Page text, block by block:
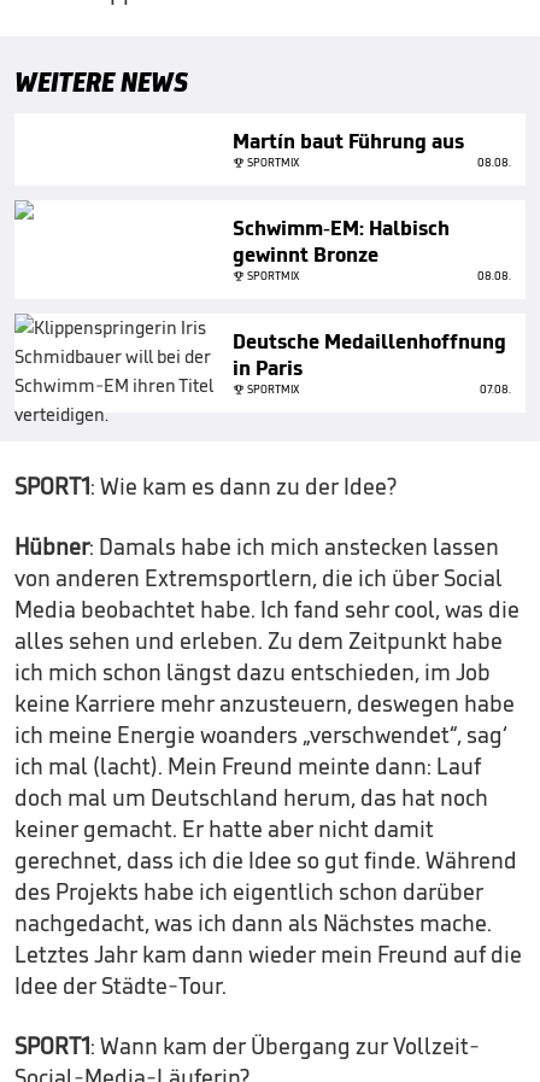
WEITERE NEWS
Martín baut Führung aus
SPORTMIX 08.08.
Schwimm-EM: Halbisch
gewinnt Bronze
SPORTMIX 08.08.
Deutsche Medaillenhoffnung
in Paris
SPORTMIX 07.08.
SPORT1: Wie kam es dann zu der Idee?
Hübner: Damals habe ich mich anstecken lassen
von anderen Extremsportlern, die ich über Social
Media beobachtet habe. Ich fand sehr cool, was die
alles sehen und erleben. Zu dem Zeitpunkt habe
ich mich schon längst dazu entschieden, im Job
keine Karriere mehr anzusteuern, deswegen habe
ich meine Energie woanders „verschwendet“, sag‘
ich mal (lacht). Mein Freund meinte dann: Lauf
doch mal um Deutschland herum, das hat noch
keiner gemacht. Er hatte aber nicht damit
gerechnet, dass ich die Idee so gut finde. Während
des Projekts habe ich eigentlich schon darüber
nachgedacht, was ich dann als Nächstes mache.
Letztes Jahr kam dann wieder mein Freund auf die
Idee der Städte-Tour.
SPORT1: Wann kam der Übergang zur Vollzeit-